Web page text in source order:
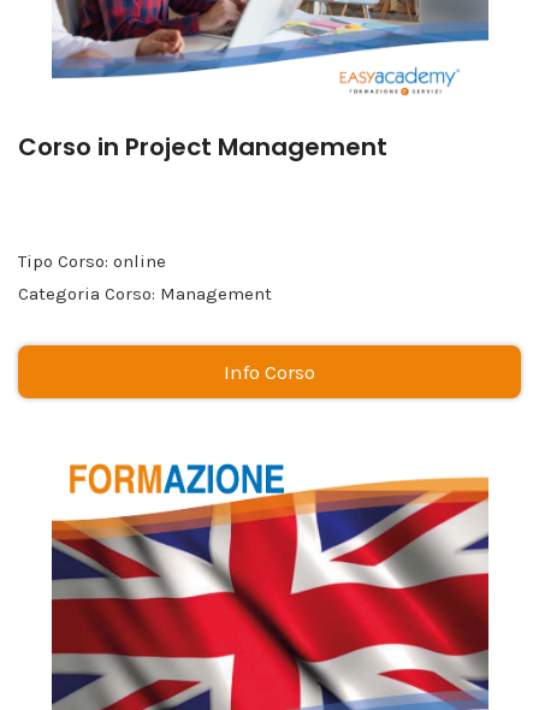
Corso in Project Management
Tipo Corso: online
Categoria Corso: Management
Info Corso